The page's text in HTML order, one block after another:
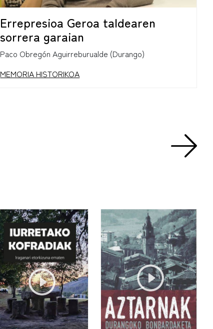
Errepresioa Geroa taldearen
sorrera garaian
Paco Obregón Aguirreburualde (Durango)
MEMORIA HISTORIKOA